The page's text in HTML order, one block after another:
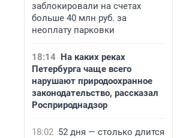
заблокировали на счетах
больше 40 млн руб. за
неоплату парковки
18:14 На каких реках
Петербурга чаще всего
нарушают природоохранное
законодательство, рассказал
Росприроднадзор
18:02 52 дня — столько длится